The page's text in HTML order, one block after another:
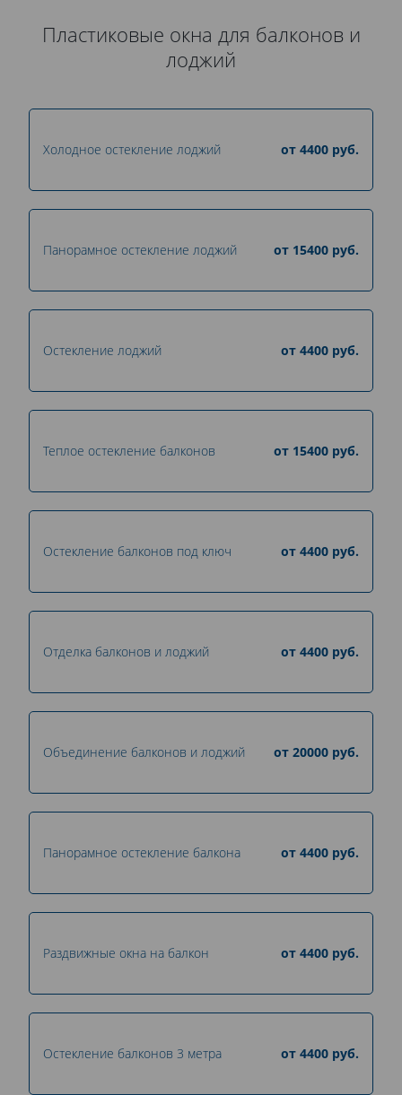
Пластиковые окна для балконов и
лоджий
Холодное остекление лоджий от 4400 руб.
Панорамное остекление лоджий от 15400 руб.
Остекление лоджий от 4400 руб.
Теплое остекление балконов от 15400 руб.
Остекление балконов под ключ от 4400 руб.
Отделка балконов и лоджий от 4400 руб.
Объединение балконов и лоджий от 20000 руб.
Панорамное остекление балкона от 4400 руб.
Раздвижные окна на балкон от 4400 руб.
Остекление балконов 3 метра от 4400 руб.